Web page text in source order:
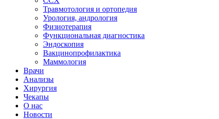
Травмотология и ортопедия
Урология, андрология
Физиотерапия
Функциональная диагностика
Эндоскопия
Вакцинопрофилактика
Маммология
Врачи
Анализы
Хирургия
Чекапы
О нас
Новости